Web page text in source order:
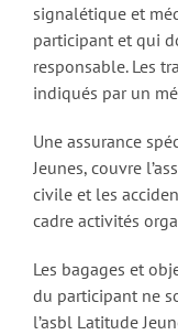
signalétique et
participant et qui
responsable. Les
indiqués par un
Une assurance
Jeunes, couvre
civile et les
cadre activités
Les bagages et
du participant ne
l’asbl Latitude